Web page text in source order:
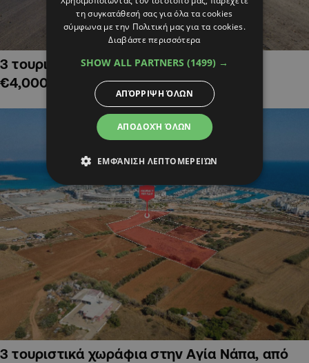
3 τουριστικά χωράφια στην Αλαμινό,
€4,000,000
3 τουριστικά χωράφια στην Αγία Νάπα, από
τη συγκατάθεσή σας για όλα τα cookies
σύμφωνα με την Πολιτική μας για τα cookies.
Διαβάστε περισσότερα
SHOW ALL PARTNERS (1499) →
ΑΠΟΔΟΧΉ ΌΛΩΝ
ΑΠΌΡΡΙΨΗ ΌΛΩΝ
ΕΜΦΆΝΙΣΗ ΛΕΠΤΟΜΕΡΕΙΏΝ